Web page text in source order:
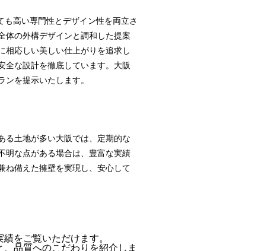
高い専門性とデザイン性を両立さ
体の外構デザインと調和した提案
相応しい美しい仕上がりを追求し
全な設計を徹底しています。大阪
を提示いたします。
る土地が多い大阪では、定期的な
明な点がある場合は、豊富な実績
ね備えた擁壁を実現し、安心して
をご覧いただけます。
品質へのこだわりを紹介しま